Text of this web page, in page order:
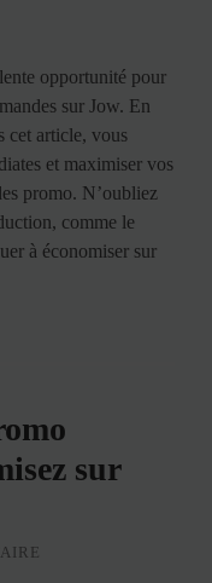
opportunité pour
sur Jow. En
cet article, vous
et maximiser vos
promo. N’oubliez
comme le
à économiser sur
sur